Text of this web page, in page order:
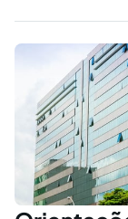
na ordem
jurídicas